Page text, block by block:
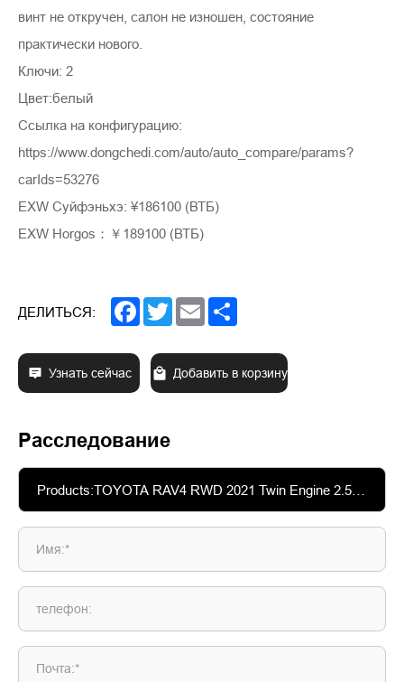
винт не откручен, салон не изношен, состояние
практически нового.
Ключи: 2
Цвет:белый
Ссылка на конфигурацию:
https://www.dongchedi.com/auto/auto_compare/params?
carIds=53276
EXW Суйфэньхэ: ¥186100 (ВТБ)
EXW Horgos：￥189100 (ВТБ)
ДЕЛИТЬСЯ: Facebook
TwitterEmail
Узнать сейчас Добавить в корзину
Расследование
Имя:*
телефон:
Почта:*